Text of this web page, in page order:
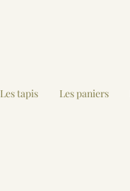
Les tapis Les paniers